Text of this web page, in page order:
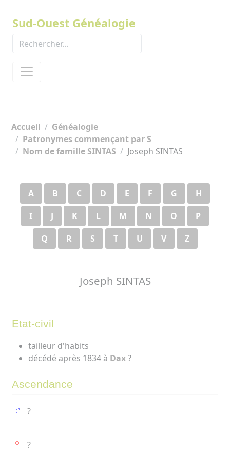
Sud-Ouest Généalogie
Accueil
Généalogie
Patronymes commençant par S
Nom de famille SINTAS
Joseph SINTAS
A B C D E F G
H
I
J K L M N O
P
Q
R S T U V Z
Joseph SINTAS
Etat-civil
tailleur d'habits
décédé après 1834 à Dax?
Ascendance
?
?